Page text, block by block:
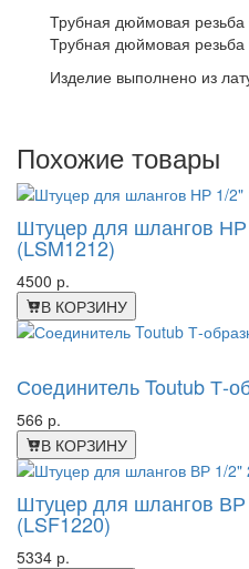
Трубная дюймовая
Трубная дюймовая
Изделие выполнено из
Похожие товары
Штуцер для шлангов
(LSM1212)
4500 р.
В КОРЗИНУ
Соединитель Toutub Т-
566 р.
В КОРЗИНУ
Штуцер для шлангов
(LSF1220)
5334 р.